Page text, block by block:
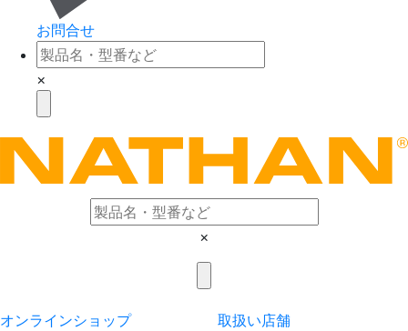
お問合せ
×
×
オンラインショップ
取扱い店舗